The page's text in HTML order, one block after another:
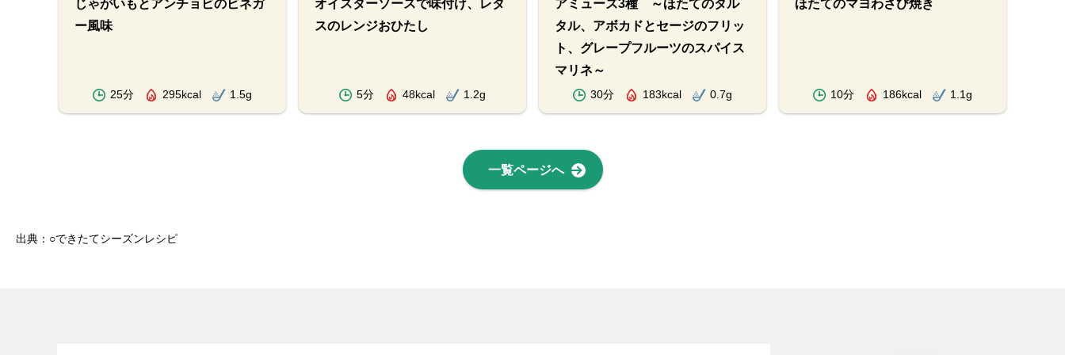
じゃがいもとアンチョビのビネガ
ー風味
25分 295kcal 1.5g
オイスターソースで味付け、レタ
スのレンジおひたし
5分 48kcal 1.2g
アミューズ3種 ～ほたてのタル
タル、アボカドとセージのフリッ
ト、グレープフルーツのスパイス
マリネ～
30分 183kcal 0.7g
ほたてのマヨわさび焼き
10分 186kcal 1.1g
一覧ページへ
出典：○できたてシーズンレシピ